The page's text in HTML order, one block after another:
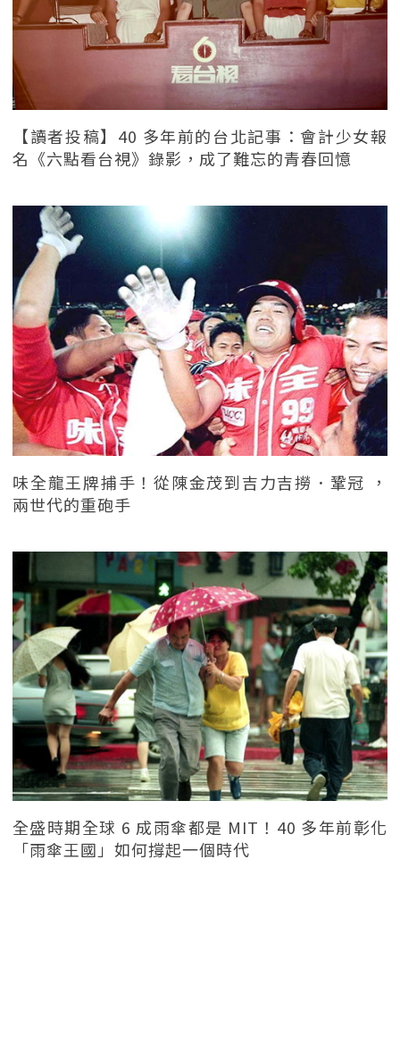
【讀者投稿】40 多年前的台北記事：會計少女報
名《六點看台視》錄影，成了難忘的青春回憶
味全龍王牌捕手！從陳金茂到吉力吉撈．鞏冠 ，
兩世代的重砲手
全盛時期全球 6 成雨傘都是 MIT！40 多年前彰化
「雨傘王國」如何撐起一個時代